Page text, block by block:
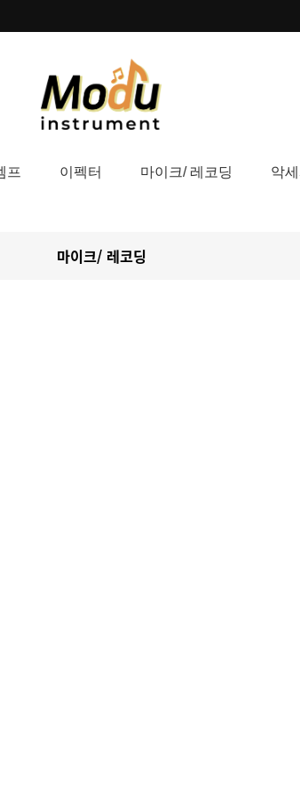
프 이펙터 마이크/ 레코딩 악
마이크/ 레코딩